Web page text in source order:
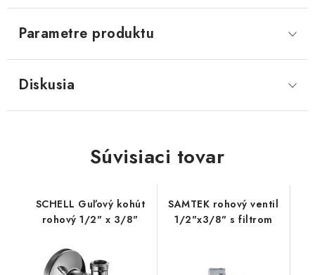
Parametre produktu
Diskusia
Súvisiaci tovar
SCHELL Guľový kohút
rohový 1/2" x 3/8"
SAMTEK rohový ventil
1/2"x3/8" s filtrom